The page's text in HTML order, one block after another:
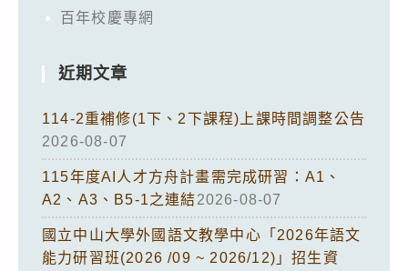
百年校慶專網
近期文章
114-2重補修(1下、2下課程)上課時間調整公告
2026-08-07
115年度AI人才方舟計畫需完成研習：A1、
A2、A3、B5-1之連結2026-08-07
國立中山大學外國語文教學中心「2026年語文
能力研習班(2026 /09 ~ 2026/12)」招生資